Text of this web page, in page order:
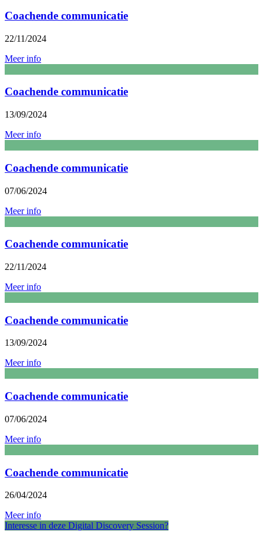
Coachende communicatie
22/11/2024
Meer info
Coachende communicatie
13/09/2024
Meer info
Coachende communicatie
07/06/2024
Meer info
Coachende communicatie
22/11/2024
Meer info
Coachende communicatie
13/09/2024
Meer info
Coachende communicatie
07/06/2024
Meer info
Coachende communicatie
26/04/2024
Meer info
Interesse in deze Digital Discovery Session?